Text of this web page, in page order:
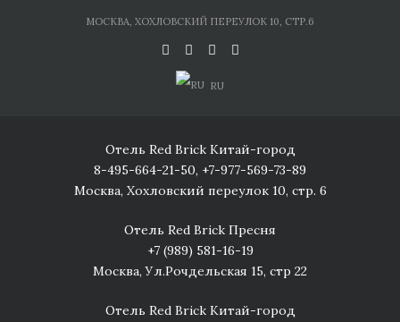
МОСКВА, ХОХЛОВСКИЙ ПЕРЕУЛОК 10, СТР.6
RU
Отель Red Brick Китай-город
8-495-664-21-50, +7-977-569-73-89
Москва, Хохловский переулок 10, стр. 6
Отель Red Brick Пресня
+7 (989) 581-16-19
Москва, Ул.Рочдельская 15, стр 22
Отель Red Brick Китай-город